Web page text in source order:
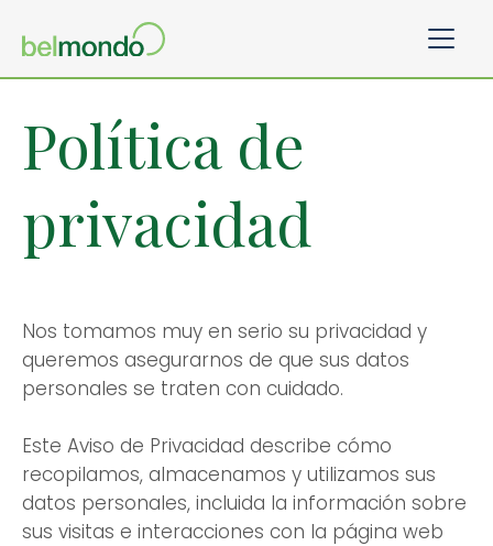
Política de
privacidad
Nos tomamos muy en serio su privacidad y
queremos asegurarnos de que sus datos
personales se traten con cuidado.
Este Aviso de Privacidad describe cómo
recopilamos, almacenamos y utilizamos sus
datos personales, incluida la información sobre
sus visitas e interacciones con la página web